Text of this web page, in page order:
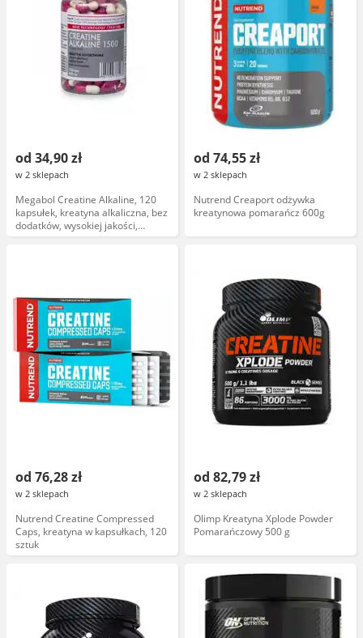
od 34,90 zł
w 2 sklepach
Megabol Creatine Alkaline, 120
kapsułek, kreatyna alkaliczna, bez
dodatków, wysokiej jakości,
opakowanie 120 kapsułek
od 74,55 zł
w 2 sklepach
Nutrend Creaport odżywka
kreatynowa pomarańcz 600g
od 76,28 zł
w 2 sklepach
Nutrend Creatine Compressed
Caps, kreatyna w kapsułkach, 120
sztuk
od 82,79 zł
w 2 sklepach
Olimp Kreatyna Xplode Powder
Pomarańczowy 500 g